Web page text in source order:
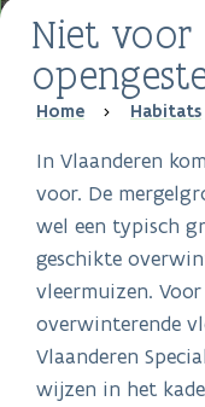
Niet
Breadcrumb
Home Habitats
In Vlaanderen
voor. De
wel een typisch
geschikte
vleermuizen.
overwinterende
Vlaanderen
wijzen in het